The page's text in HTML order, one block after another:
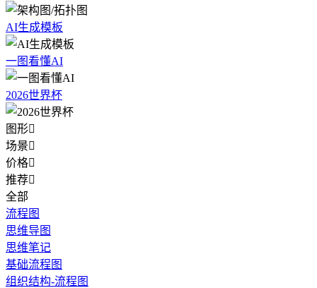
AI生成模板
一图看懂AI
2026世界杯
图形
场景
价格
推荐
全部
流程图
思维导图
思维笔记
基础流程图
组织结构-流程图